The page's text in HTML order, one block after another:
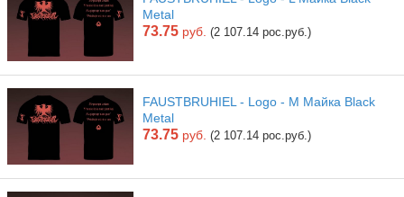
Metal
73.75 руб. (2 107.14 рос.руб.)
FAUSTBRUHIEL - Logo - M Майка Black
Metal
73.75 руб. (2 107.14 рос.руб.)